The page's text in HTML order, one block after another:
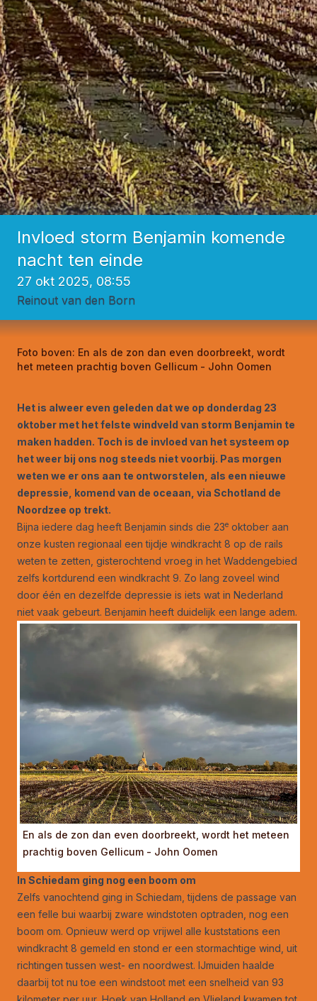
Invloed storm Benjamin komende
nacht ten einde
27 okt 2025, 08:55
Reinout van den Born
Foto boven: En als de zon dan even doorbreekt, wordt
het meteen prachtig boven Gellicum - John Oomen
Het is alweer even geleden dat we op donderdag 23
oktober met het felste windveld van storm Benjamin te
maken hadden. Toch is de invloed van het systeem op
het weer bij ons nog steeds niet voorbij. Pas morgen
weten we er ons aan te ontworstelen, als een nieuwe
depressie, komend van de oceaan, via Schotland de
Noordzee op trekt.
Bijna iedere dag heeft Benjamin sinds die 23e oktober aan
onze kusten regionaal een tijdje windkracht 8 op de rails
weten te zetten, gisterochtend vroeg in het Waddengebied
zelfs kortdurend een windkracht 9. Zo lang zoveel wind
door één en dezelfde depressie is iets wat in Nederland
niet vaak gebeurt. Benjamin heeft duidelijk een lange adem.
En als de zon dan even doorbreekt, wordt het meteen
prachtig boven Gellicum - John Oomen
In Schiedam ging nog een boom om
Zelfs vanochtend ging in Schiedam, tijdens de passage van
een felle bui waarbij zware windstoten optraden, nog een
boom om. Opnieuw werd op vrijwel alle kuststations een
windkracht 8 gemeld en stond er een stormachtige wind, uit
richtingen tussen west- en noordwest. IJmuiden haalde
daarbij tot nu toe een windstoot met een snelheid van 93